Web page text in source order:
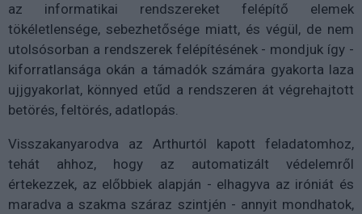
az informatikai rendszereket felépítő elemek
tökéletlensége, sebezhetősége miatt, és végül, de nem
utolsósorban a rendszerek felépítésének - mondjuk így -
kiforratlansága okán a támadók számára gyakorta laza
ujjgyakorlat, könnyed etűd a rendszeren át végrehajtott
betörés, feltörés, adatlopás.
Visszakanyarodva az Arthurtól kapott feladatomhoz,
tehát ahhoz, hogy az automatizált védelemről
értekezzek, az előbbiek alapján - elhagyva az iróniát és
maradva a szakma száraz szintjén - annyit mondhatok,